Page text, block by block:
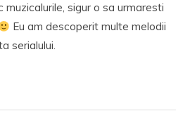
muzicalurile, sigur o sa urmaresti
Eu am descoperit multe melodii
serialului.